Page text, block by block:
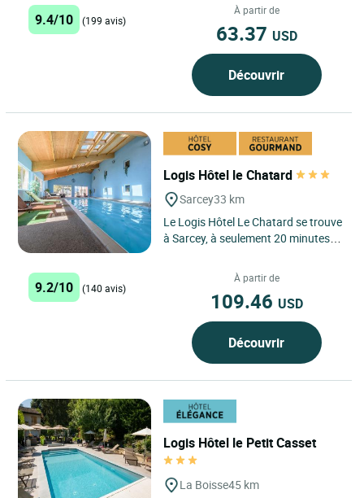
nombreuses randonnées
pédestres....
9.4/10 (199 avis)
À partir de
63.37 USD
Découvrir
Logis Hôtel le Chatard
Sarcey33 km
Le Logis Hôtel Le Chatard se trouve
à Sarcey, à seulement 20 minutes
escapade idéale...
9.2/10 (140 avis)
À partir de
109.46 USD
Découvrir
Logis Hôtel le Petit Casset
La Boisse45 km